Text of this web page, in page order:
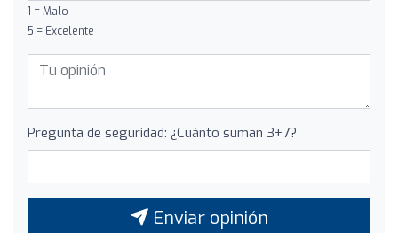
1 = Malo
5 = Excelente
Pregunta de seguridad: ¿Cuánto suman 3+7?
Enviar opinión